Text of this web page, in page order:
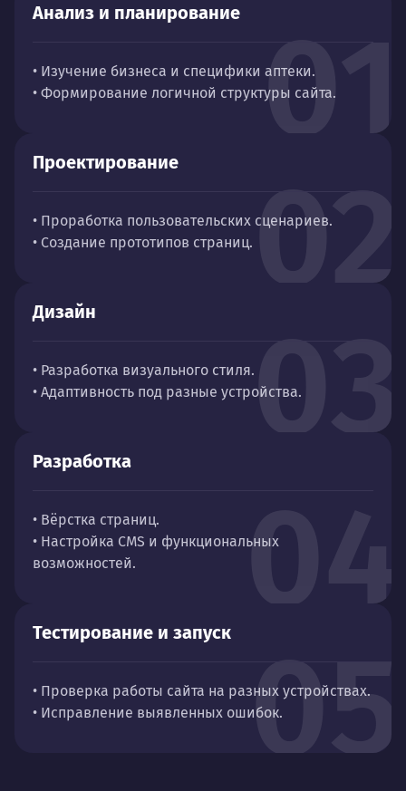
01
Анализ и планирование
• Изучение бизнеса и специфики аптеки.
• Формирование логичной структуры сайта.
02
Проектирование
• Проработка пользовательских сценариев.
• Создание прототипов страниц.
03
Дизайн
• Разработка визуального стиля.
• Адаптивность под разные устройства.
04
Разработка
• Вёрстка страниц.
• Настройка CMS и функциональных
возможностей.
05
Тестирование и запуск
• Проверка работы сайта на разных устройствах.
• Исправление выявленных ошибок.